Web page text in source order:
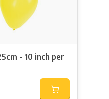
- 10 inch per